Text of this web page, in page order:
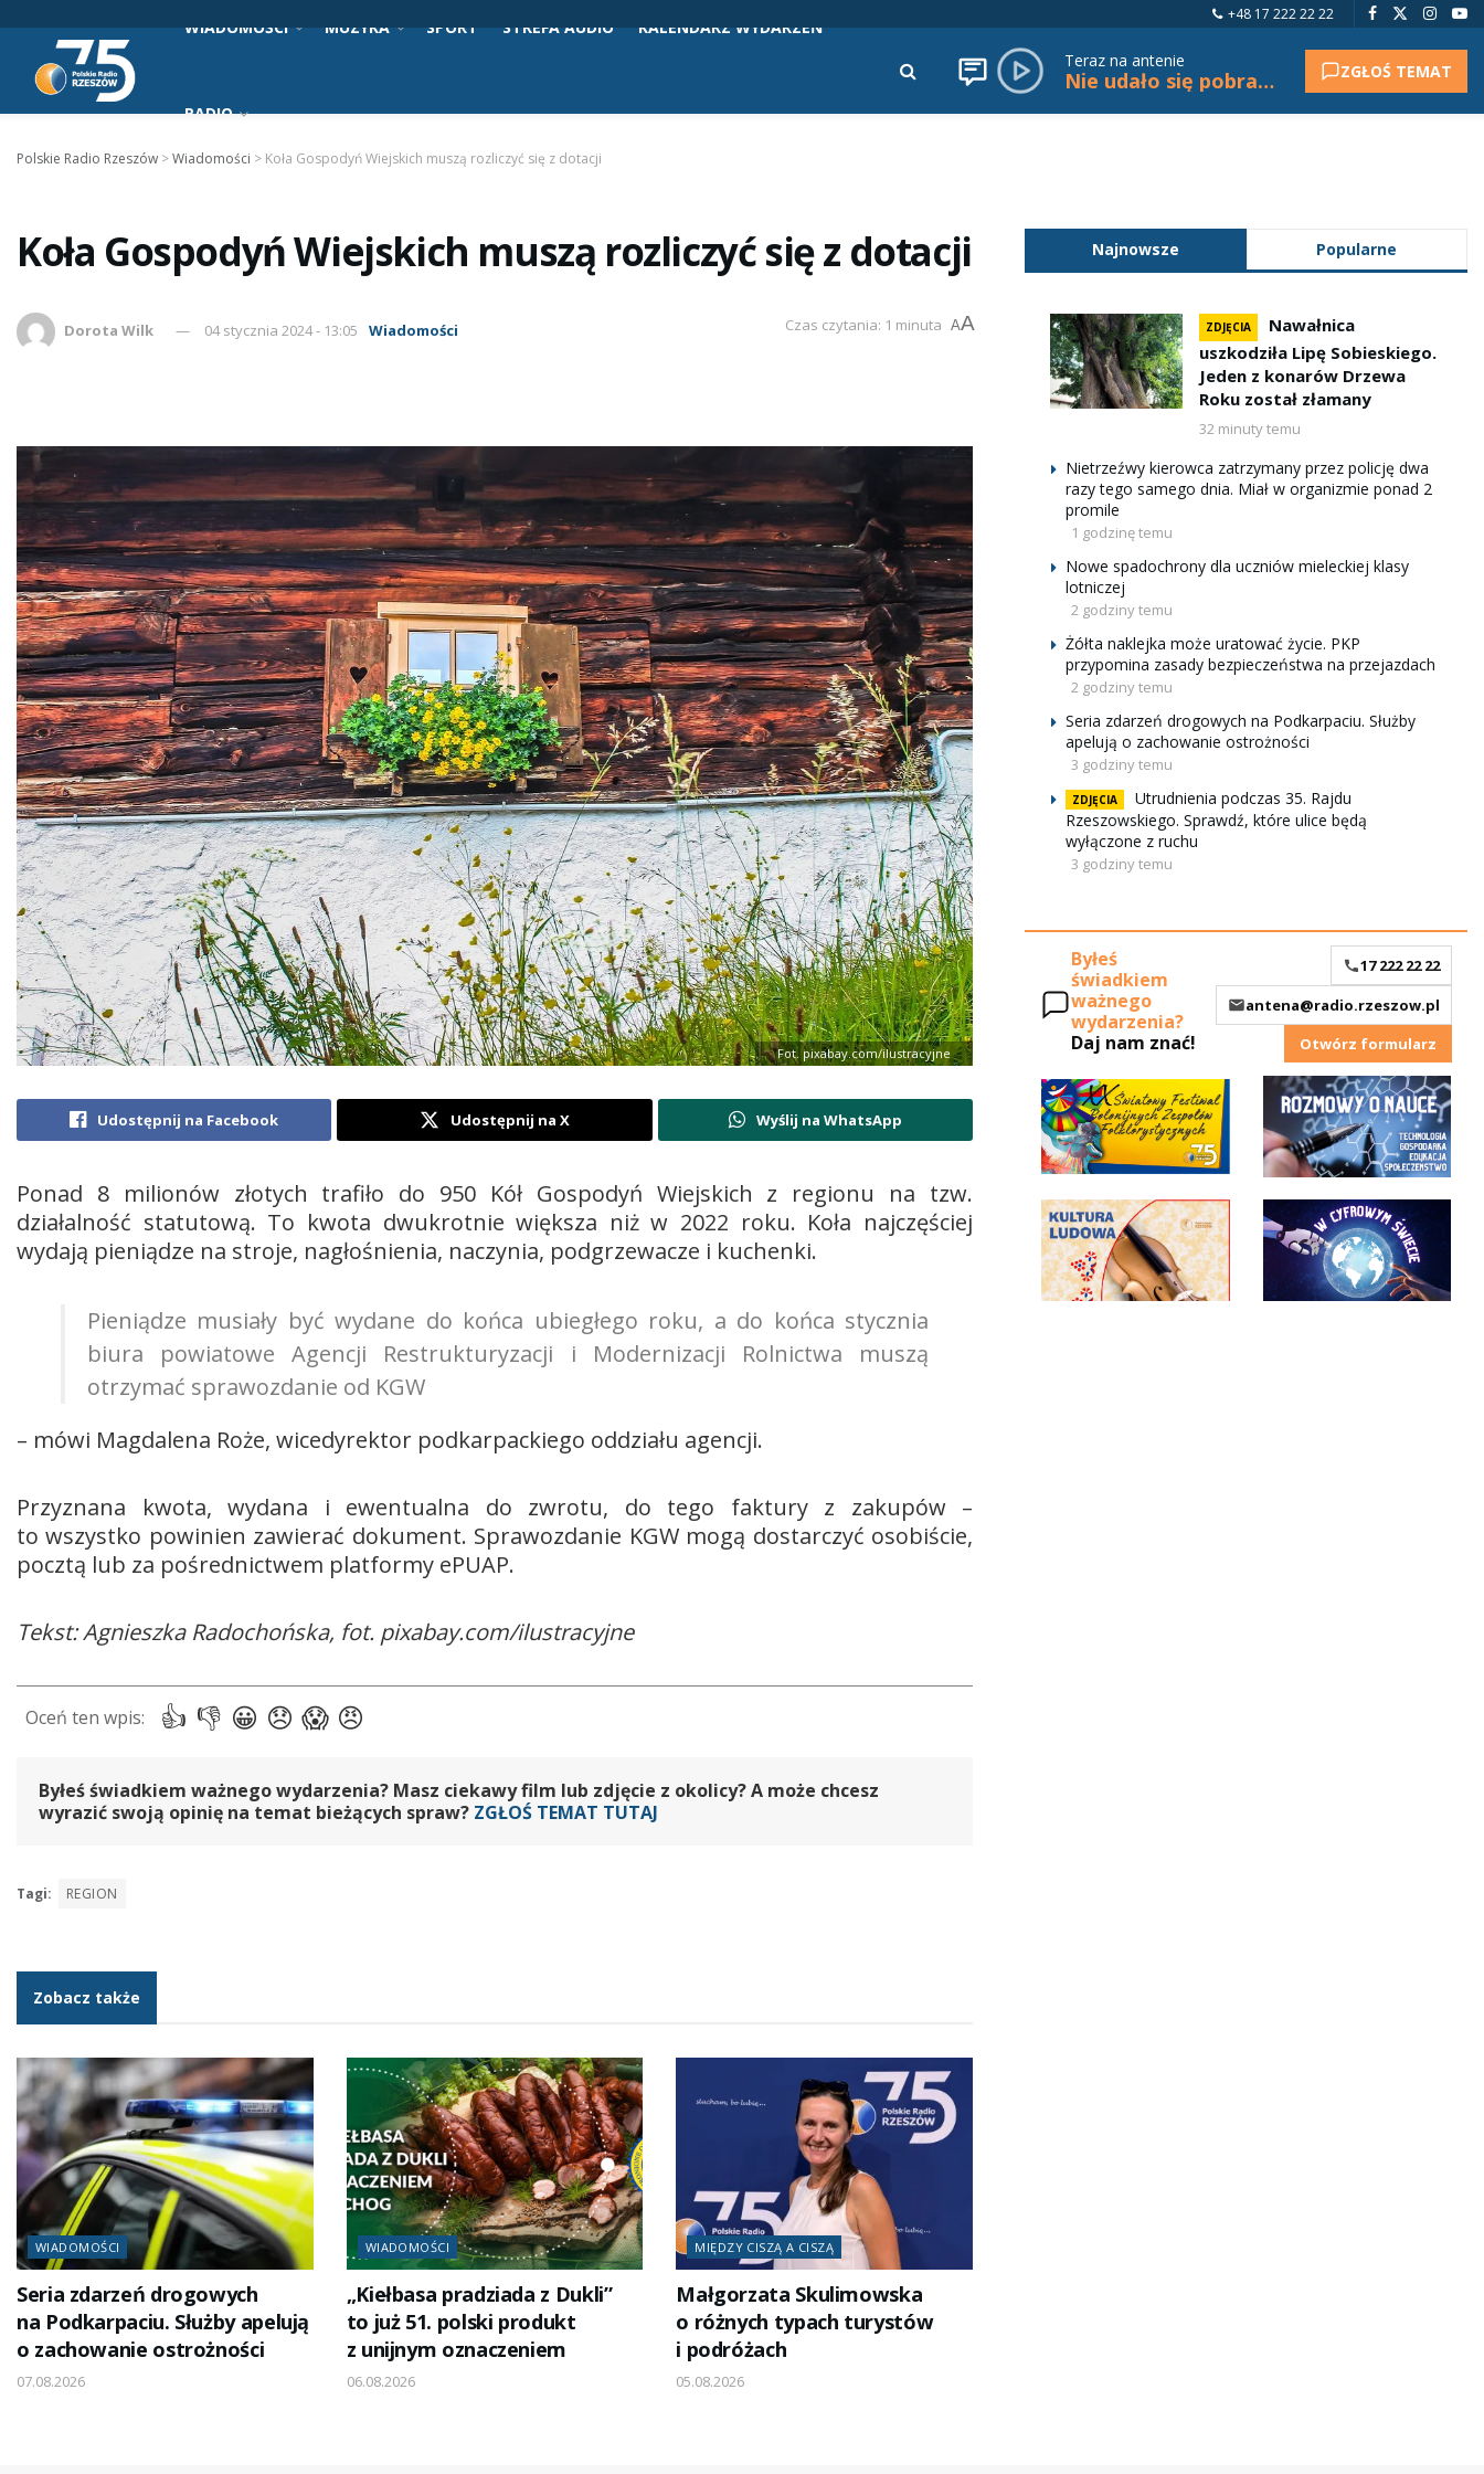
+48 17 222 22 22
WIADOMOŚCI MUZYKA SPORT STREFA AUDIO KALENDARZ WYDARZEŃ
RADIO
Teraz na antenie
Nie udało się pobrać tytułu. ZGŁOŚ TEMAT
Polskie Radio Rzeszów >Wiadomości > Koła Gospodyń Wiejskich muszą rozliczyć się z dotacji
Koła Gospodyń Wiejskich muszą rozliczyć się z dotacji
Dorota Wilk 04 stycznia 2024 - 13:05 Wiadomości Czas czytania: 1 minuta AA
Fot. pixabay.com/ilustracyjne
Udostępnij na Facebook Udostępnij na X Wyślij na WhatsApp
Ponad 8 milionów złotych trafiło do 950 Kół Gospodyń Wiejskich z regionu na tzw.
działalność statutową. To kwota dwukrotnie większa niż w 2022 roku. Koła najczęściej
wydają pieniądze na stroje, nagłośnienia, naczynia, podgrzewacze i kuchenki.
Pieniądze musiały być wydane do końca ubiegłego roku, a do końca stycznia
biura powiatowe Agencji Restrukturyzacji i Modernizacji Rolnictwa muszą
otrzymać sprawozdanie od KGW
– mówi Magdalena Roże, wicedyrektor podkarpackiego oddziału agencji.
Przyznana kwota, wydana i ewentualna do zwrotu, do tego faktury z zakupów –
to wszystko powinien zawierać dokument. Sprawozdanie KGW mogą dostarczyć osobiście,
pocztą lub za pośrednictwem platformy ePUAP.
Tekst: Agnieszka Radochońska, fot. pixabay.com/ilustracyjne
Byłeś świadkiem ważnego wydarzenia? Masz ciekawy film lub zdjęcie z okolicy? A może chcesz
wyrazić swoją opinię na temat bieżących spraw? ZGŁOŚ TEMAT TUTAJ
Tagi: REGION
Zobacz także
WIADOMOŚCI
Seria zdarzeń drogowych
na Podkarpaciu. Służby apelują
o zachowanie ostrożności
07.08.2026
WIADOMOŚCI
„Kiełbasa pradziada z Dukli”
to już 51. polski produkt
z unijnym oznaczeniem
06.08.2026
MIĘDZY CISZĄ A CISZĄ
Małgorzata Skulimowska
o różnych typach turystów
i podróżach
05.08.2026
Najnowsze Popularne
ZDJĘCIA
Nawałnica
uszkodziła Lipę Sobieskiego.
Jeden z konarów Drzewa
Roku został złamany
32 minuty temu
Nietrzeźwy kierowca zatrzymany przez policję dwa
razy tego samego dnia. Miał w organizmie ponad 2
promile
1 godzinę temu
Nowe spadochrony dla uczniów mieleckiej klasy
lotniczej
2 godziny temu
Żółta naklejka może uratować życie. PKP
przypomina zasady bezpieczeństwa na przejazdach
2 godziny temu
Seria zdarzeń drogowych na Podkarpaciu. Służby
apelują o zachowanie ostrożności
3 godziny temu
ZDJĘCIA
Utrudnienia podczas 35. Rajdu
Rzeszowskiego. Sprawdź, które ulice będą
wyłączone z ruchu
3 godziny temu
Byłeś
świadkiem
ważnego
wydarzenia?
Daj nam znać!
17 222 22 22
antena@radio.rzeszow.pl
Otwórz formularz